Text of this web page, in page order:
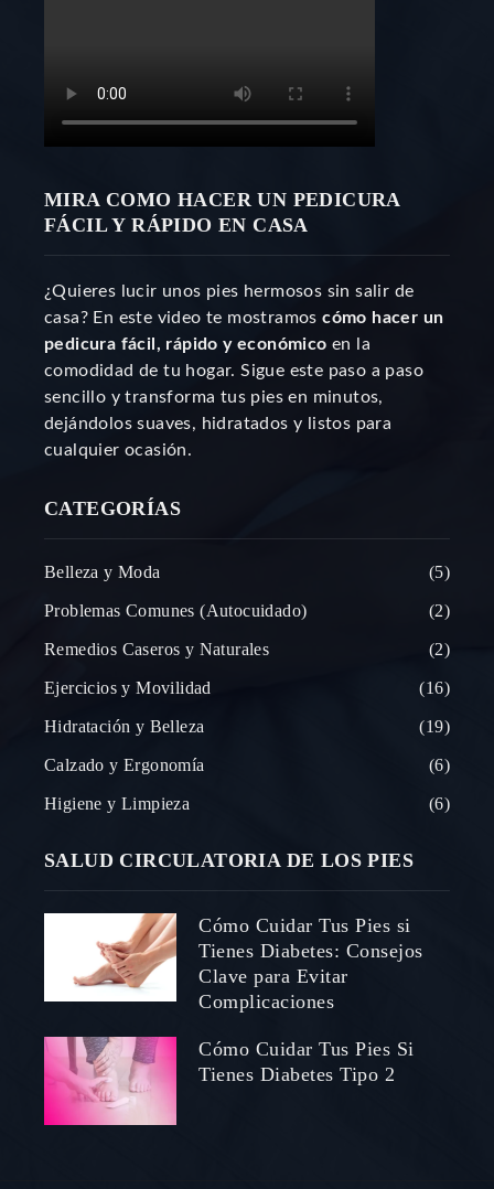
MIRA COMO HACER UN PEDICURA
FÁCIL Y RÁPIDO EN CASA
¿Quieres lucir unos pies hermosos sin salir de
casa? En este video te mostramoscómo hacer un
pedicura fácil, rápido y económico en la
comodidad de tu hogar. Sigue este paso a paso
sencillo y transforma tus pies en minutos,
dejándolos suaves, hidratados y listos para
cualquier ocasión.
CATEGORÍAS
Belleza y Moda 5
Problemas Comunes (Autocuidado) 2
Remedios Caseros y Naturales 2
Ejercicios y Movilidad 16
Hidratación y Belleza 19
Calzado y Ergonomía 6
Higiene y Limpieza 6
SALUD CIRCULATORIA DE LOS PIES
Cómo Cuidar Tus Pies si
Tienes Diabetes: Consejos
Clave para Evitar
Complicaciones
Cómo Cuidar Tus Pies Si
Tienes Diabetes Tipo 2